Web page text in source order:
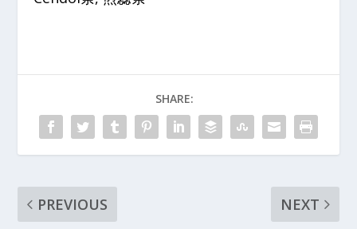
SHARE:
PREVIOUS
NEXT